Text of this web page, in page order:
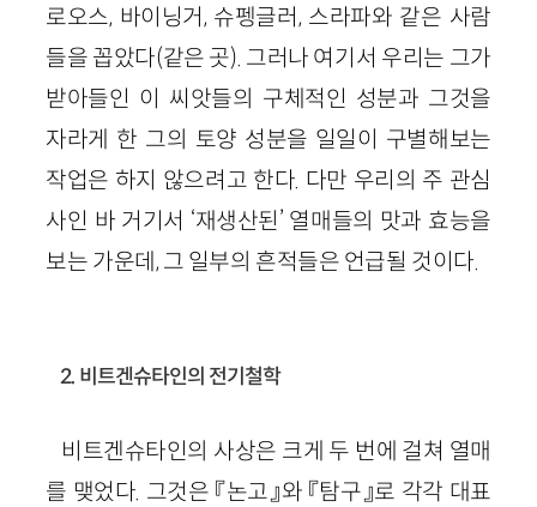
로오스, 바이닝거, 슈펭글러, 스라파와 같은 사람
들을 꼽았다(같은 곳). 그러나 여기서 우리는 그가
받아들인 이 씨앗들의 구체적인 성분과 그것을
자라게 한 그의 토양 성분을 일일이 구별해보는
작업은 하지 않으려고 한다. 다만 우리의 주 관심
사인 바 거기서 ‘재생산된’ 열매들의 맛과 효능을
보는 가운데, 그 일부의 흔적들은 언급될 것이다.
2. 비트겐슈타인의 전기철학
비트겐슈타인의 사상은 크게 두 번에 걸쳐 열매
를 맺었다. 그것은 『논고』와 『탐구』로 각각 대표